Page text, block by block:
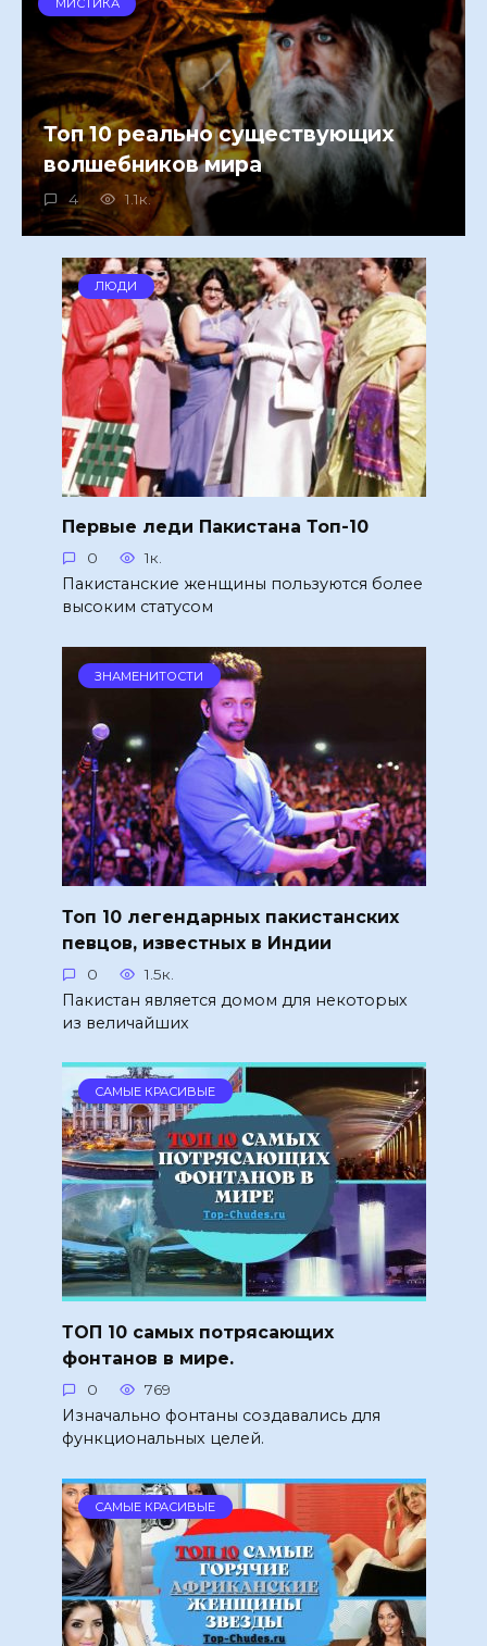
МИСТИКА
Топ 10 реально существующих
волшебников мира
4 1.1к.
ЛЮДИ
Первые леди Пакистана Топ-10
0 1к.
Пакистанские женщины пользуются более
высоким статусом
ЗНАМЕНИТОСТИ
Топ 10 легендарных пакистанских
певцов, известных в Индии
0 1.5к.
Пакистан является домом для некоторых
из величайших
САМЫЕ КРАСИВЫЕ
ТОП 10 самых потрясающих
фонтанов в мире.
0 769
Изначально фонтаны создавались для
функциональных целей.
САМЫЕ КРАСИВЫЕ